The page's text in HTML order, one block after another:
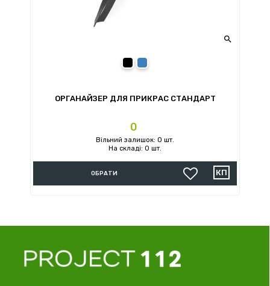

ОРГАНАЙЗЕР ДЛЯ ПРИКРАС СТАНДАРТ
Ціна
0
Вільний залишок: 0 шт.
На складі: 0 шт.
ОБРАТИ